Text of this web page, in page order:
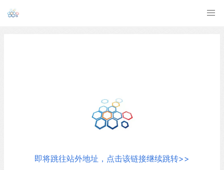
即将跳往站外地址，点击该链接继续跳转>>